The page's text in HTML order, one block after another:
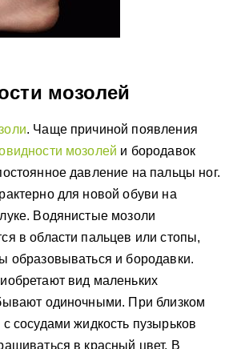
мозолей
. Чаще причиной появления
мозолей и бородавок
давление на пальцы ног.
для новой обуви на
Водянистые мозоли
в области пальцев или стопы,
образовываться и бородавки.
вид маленьких
одиночными. При близком
с сосудами жидкость пузырьков
в красный цвет. В